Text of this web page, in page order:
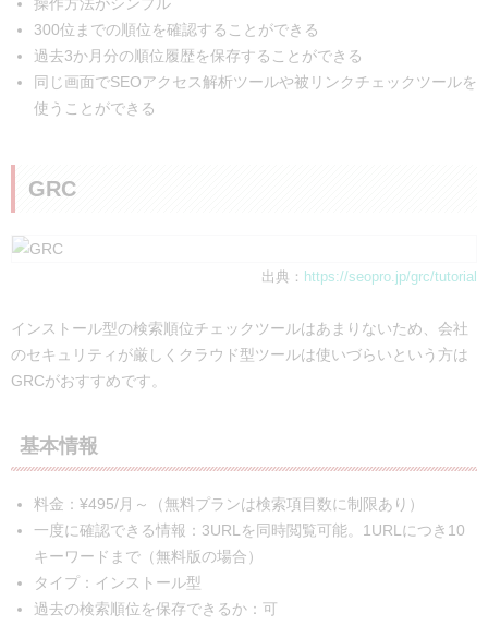
操作方法がシンプル
300位までの順位を確認することができる
過去3か月分の順位履歴を保存することができる
同じ画面でSEOアクセス解析ツールや被リンクチェックツールを
使うことができる
GRC
出典： https://seopro.jp/grc/tutorial
インストール型の検索順位チェックツールはあまりないため、会社
のセキュリティが厳しくクラウド型ツールは使いづらいという方は
GRCがおすすめです。
基本情報
料金：¥495/月～（無料プランは検索項目数に制限あり）
一度に確認できる情報：3URLを同時閲覧可能。1URLにつき10
キーワードまで（無料版の場合）
タイプ：インストール型
過去の検索順位を保存できるか：可